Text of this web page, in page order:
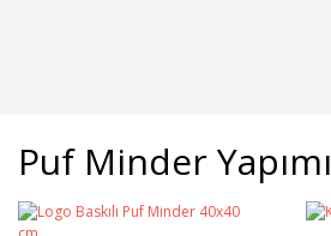
Puf Minder Yapımı